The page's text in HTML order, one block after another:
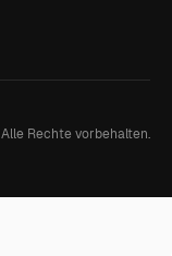
Alle Rechte vorbehalten.